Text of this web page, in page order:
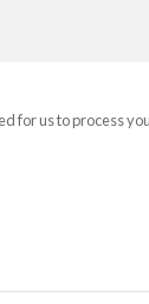
for us to process